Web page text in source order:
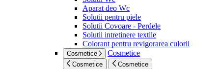
Aparat deo Wc
Solutii pentru piele
Solutii Covoare - Perdele
Solutii intretinere textile
Colorant pentru revigorarea culorii
Cosmetice Cosmetice
Cosmetice Cosmetice